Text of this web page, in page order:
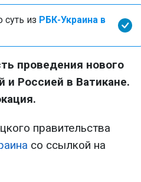
из РБК-Украина в
проведения нового
и Россией в Ватикане.
правительства
со ссылкой на